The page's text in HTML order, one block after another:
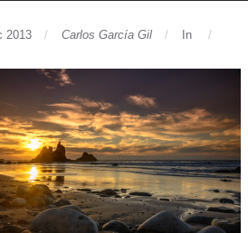
2013 Carlos García Gil In